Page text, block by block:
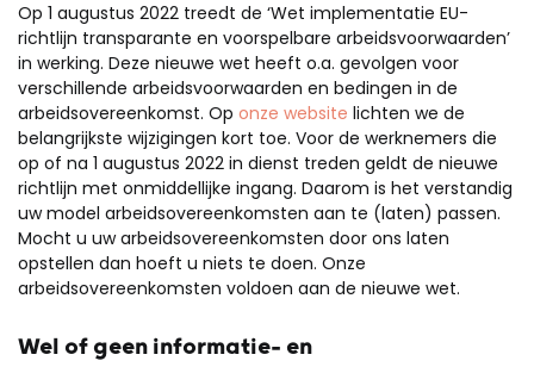
Op 1 augustus 2022 treedt de ‘Wet implementatie EU-
richtlijn transparante en voorspelbare arbeidsvoorwaarden’
in werking. Deze nieuwe wet heeft o.a. gevolgen voor
verschillende arbeidsvoorwaarden en bedingen in de
arbeidsovereenkomst. Op onze website lichten we de
belangrijkste wijzigingen kort toe. Voor de werknemers die
op of na 1 augustus 2022 in dienst treden geldt de nieuwe
richtlijn met onmiddellijke ingang. Daarom is het verstandig
uw model arbeidsovereenkomsten aan te (laten) passen.
Mocht u uw arbeidsovereenkomsten door ons laten
opstellen dan hoeft u niets te doen. Onze
arbeidsovereenkomsten voldoen aan de nieuwe wet.
Wel of geen informatie- en